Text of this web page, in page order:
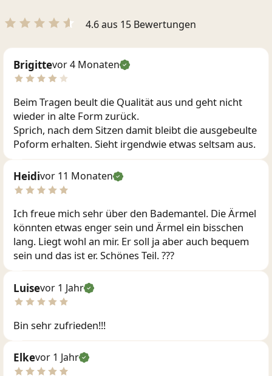
4.6 aus 15 Bewertungen
Brigittevor 4 Monaten
Beim Tragen beult die Qualität aus und geht nicht
wieder in alte Form zurück.
Sprich, nach dem Sitzen damit bleibt die ausgebeulte
Poform erhalten. Sieht irgendwie etwas seltsam aus.
Heidivor 11 Monaten
Ich freue mich sehr über den Bademantel. Die Ärmel
könnten etwas enger sein und Ärmel ein bisschen
lang. Liegt wohl an mir. Er soll ja aber auch bequem
sein und das ist er. Schönes Teil. ???
Luisevor 1 Jahr
Bin sehr zufrieden!!!
Elkevor 1 Jahr